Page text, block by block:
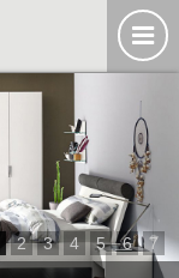
2 3 4 5 6 7